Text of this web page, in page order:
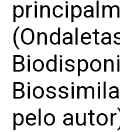
pelo